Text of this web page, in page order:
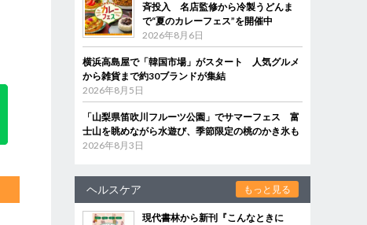
斉投入 名店監修から冷製うどんま
で“夏のカレーフェス”を開催中
2026年8月6日
横浜高島屋で「韓国市場」がスタート 人気グルメ
から雑貨まで約30ブランドが集結
2026年8月5日
「山梨県笛吹川フルーツ公園」でサマーフェス 富
士山を眺めながら水遊び、季節限定の桃のかき氷も
2026年8月3日
ヘルスケア もっと見る
現代書林から新刊『こんなときに